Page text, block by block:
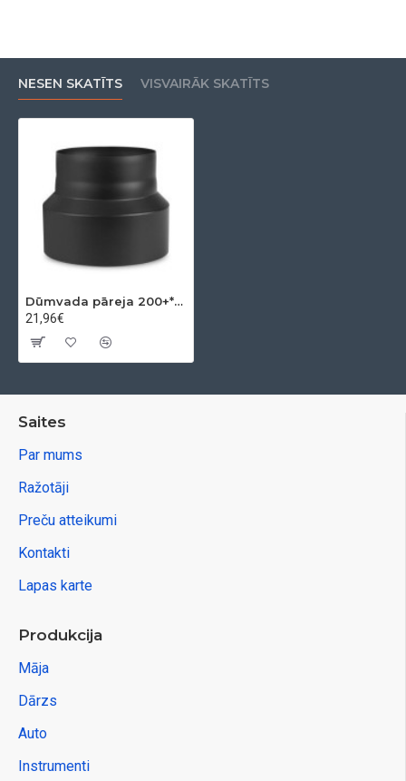
NESEN SKATĪTS VISVAIRĀK SKATĪTS
Dūmvada pāreja 200+*150-
21,96€
Saites
Par mums
Ražotāji
Preču atteikumi
Kontakti
Lapas karte
Produkcija
Māja
Dārzs
Auto
Instrumenti